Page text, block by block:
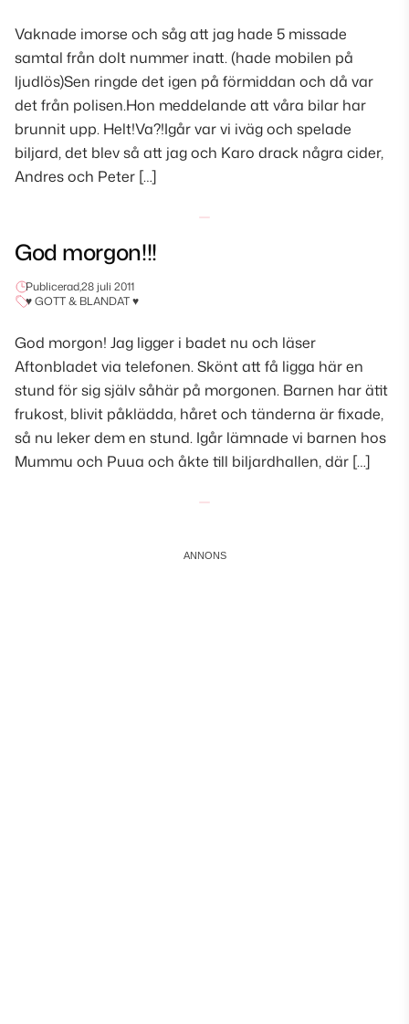
Vaknade imorse och såg att jag hade 5 missade
samtal från dolt nummer inatt. (hade mobilen på
ljudlös)Sen ringde det igen på förmiddan och då var
det från polisen.Hon meddelande att våra bilar har
brunnit upp. Helt!Va?!Igår var vi iväg och spelade
biljard, det blev så att jag och Karo drack några cider,
Andres och Peter […]
God morgon!!!
Publicerad,28 juli 2011
♥ GOTT & BLANDAT ♥
God morgon! Jag ligger i badet nu och läser
Aftonbladet via telefonen. Skönt att få ligga här en
stund för sig själv såhär på morgonen. Barnen har ätit
frukost, blivit påklädda, håret och tänderna är fixade,
så nu leker dem en stund. Igår lämnade vi barnen hos
Mummu och Puua och åkte till biljardhallen, där […]